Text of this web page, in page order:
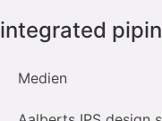
integrated
Medien